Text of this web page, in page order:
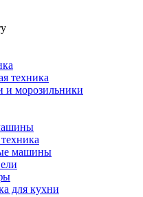
техника
и морозильники
машины
для кухни